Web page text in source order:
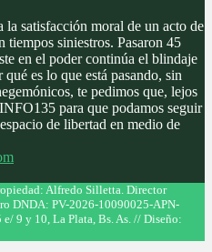
satisfacción moral de un acto de
siniestros. Pasaron 45
en el poder continúa el blindaje
es lo que está pasando, sin
te pedimos que, lejos
para que podamos seguir
de libertad en medio de
Alfredo Silletta. Director
DNDA: PV-2026-10090025-APN-
9 y 10, La Plata, Bs. As. // Diseño: